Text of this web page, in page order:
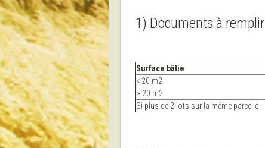
1) Documents à remplir
Surface bâtie
< 20 m2
> 20 m2
Si plus de 2 lots sur la même parcelle